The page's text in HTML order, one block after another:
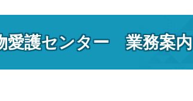
愛護センター 業務案内